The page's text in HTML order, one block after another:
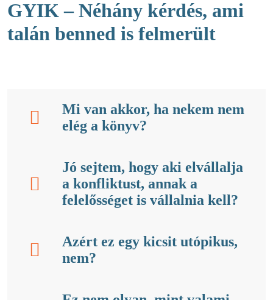
GYIK – Néhány kérdés, ami
talán benned is felmerült
Mi van akkor, ha nekem nem
elég a könyv?
Jó sejtem, hogy aki elvállalja
a konfliktust, annak a
felelősséget is vállalnia kell?
Azért ez egy kicsit utópikus,
nem?